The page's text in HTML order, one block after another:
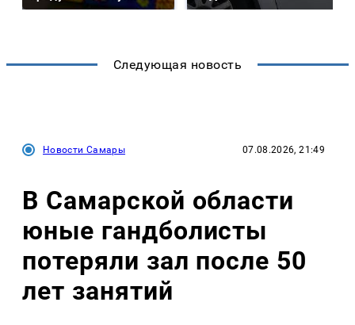
Следующая новость
Новости Самары 07.08.2026, 21:49
В Самарской области
юные гандболисты
потеряли зал после 50
лет занятий